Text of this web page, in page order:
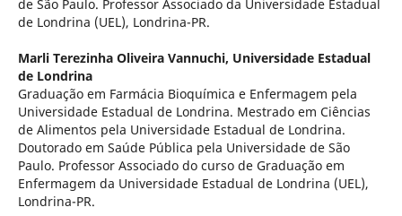
de São Paulo. Professor Associado da Universidade Estadual
de Londrina (UEL), Londrina-PR.
Marli Terezinha Oliveira Vannuchi, Universidade Estadual
de Londrina
Graduação em Farmácia Bioquímica e Enfermagem pela
Universidade Estadual de Londrina. Mestrado em Ciências
de Alimentos pela Universidade Estadual de Londrina.
Doutorado em Saúde Pública pela Universidade de São
Paulo. Professor Associado do curso de Graduação em
Enfermagem da Universidade Estadual de Londrina (UEL),
Londrina-PR.